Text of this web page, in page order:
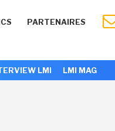
PARTENAIRES
LMI LMI MAG